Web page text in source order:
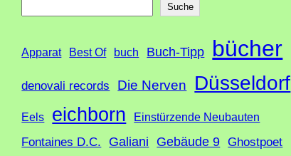
c
Suche
Apparat Best Of buch Buch-Tipp bücher
denovali records Die Nerven Düsseldorf
Eels eichborn Einstürzende Neubauten
Fontaines D.C. Galiani Gebäude 9 Ghostpoet